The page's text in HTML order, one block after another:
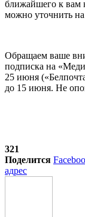
ближайшего к вам
можно уточнить на
Обращаем ваше
подписка на
25 июня
до 15 июня. Не
321
Поделится
адрес